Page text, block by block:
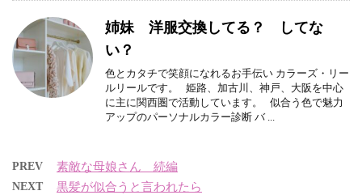
姉妹 洋服交換してる？ してな
い？
色とカタチで笑顔になれるお手伝い カラーズ・リー
ルリールです。 姫路、加古川、神戸、大阪を中心
に主に関西圏で活動しています。 似合う色で魅力
アップのパーソナルカラー診断 バ ...
PREV 素敵な母娘さん 続編
NEXT 黒髪が似合うと言われたら